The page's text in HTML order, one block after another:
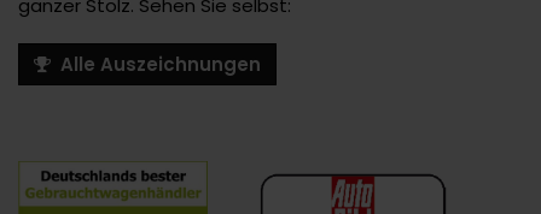
Alle Auszeichnungen